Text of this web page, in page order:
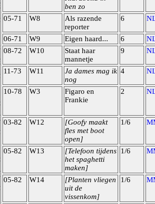
ben zo
05-71 W8
Als razende
reporter
6
06-71 W9 Eigen haard... 6
08-72
W10
Staat haar
mannetje
9
11-73 W11
Ja dames mag ik
nog
4
10-78 W3
Figaro en
Frankie
2
03-82 W12
[Goofy maakt
fles met boot
open]
1/6
05-82 W13
[Telefoon tijdens
het spaghetti
maken]
1/6
05-82 W14
[Planten vliegen
uit de
vissenkom]
1/6